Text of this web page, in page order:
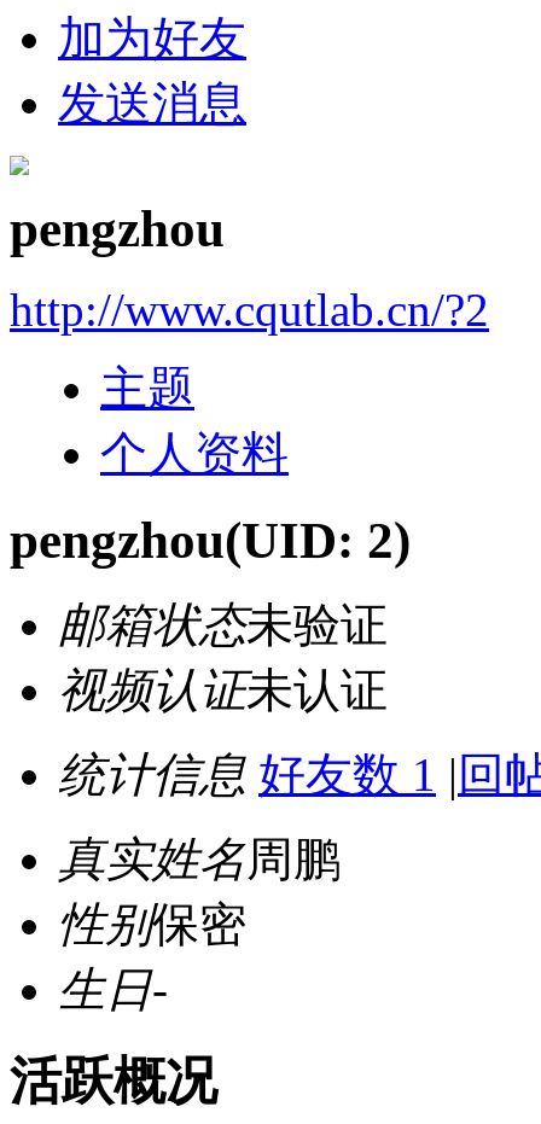
加为好友
发送消息
pengzhou
http://www.cqutlab.cn/?2
主题
个人资料
pengzhou(UID: 2)
邮箱状态未验证
视频认证未认证
统计信息 好友数 1 | 回
真实姓名周鹏
性别保密
生日-
活跃概况